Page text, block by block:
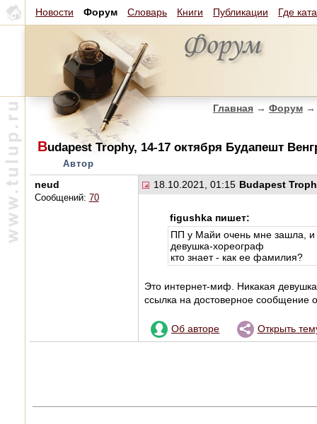
Новости Форум Словарь Книги Публикации Где
Главная → Форум →
Budapest Trophy, 14-17 октября Будапешт
Автор
neud
Сообщений: 70
18.10.2021, 01:15 Budapest
figushka пишет:
ПП у Майи очень мне зашла, и
девушка-хореограф
кто знает - как ее фамилия?
Это интернет-миф. Никакая
ссылка на достоверное сообщение
Об авторе Открыть